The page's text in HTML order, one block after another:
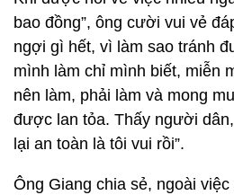
bao đồng”, ông cười vui vẻ
ngợi gì hết, vì làm sao tránh
mình làm chỉ mình biết, miễn
nên làm, phải làm và mong
được lan tỏa. Thấy người
lại an toàn là tôi vui rồi”.
Ông Giang chia sẻ, ngoài